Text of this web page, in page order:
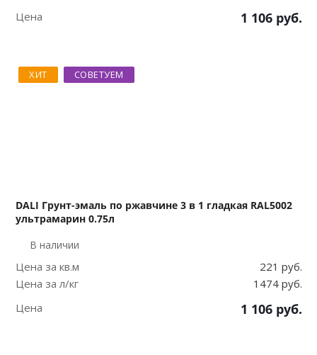
Цена
1 106 руб.
ХИТ СОВЕТУЕМ
DALI Грунт-эмаль по ржавчине 3 в 1 гладкая RAL5002
ультрамарин 0.75л
В наличии
Цена за кв.м
221 руб.
Цена за л/кг
1474 руб.
Цена
1 106 руб.